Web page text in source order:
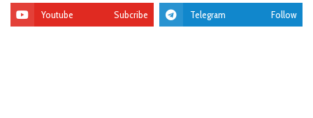
Youtube Subcribe Telegram Follow